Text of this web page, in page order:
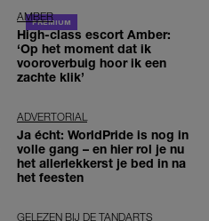
AMBER
High-class escort Amber:
‘Op het moment dat ik
vooroverbuig hoor ik een
zachte klik’
ADVERTORIAL
Ja écht: WorldPride is nog in
volle gang – en hier rol je nu
het allerlekkerst je bed in na
het feesten
GELEZEN BIJ DE TANDARTS